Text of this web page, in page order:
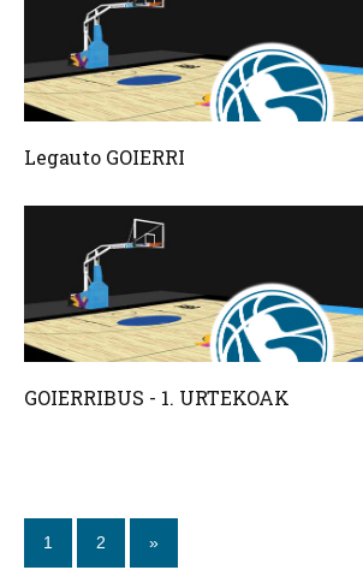
Legauto GOIERRI
GOIERRIBUS - 1. URTEKOAK
1 2 »